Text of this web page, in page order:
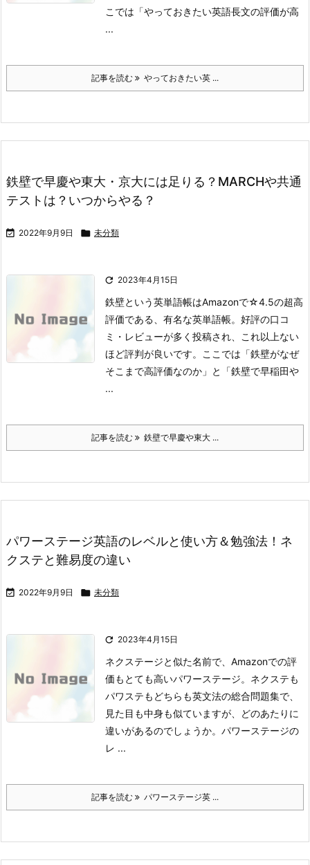
こでは「やっておきたい英語長文の評価が高
...
記事を読む やっておきたい英 ...
鉄壁で早慶や東大・京大には足りる？MARCHや共通
テストは？いつからやる？
 2022年9月9日  未分類
 2023年4月15日
鉄壁という英単語帳はAmazonで☆4.5の超高
評価である、有名な英単語帳。 好評の口コ
ミ・レビューが多く投稿され、これ以上ない
ほど評判が良いです。
ここでは「鉄壁がなぜ
そこまで高評価なのか」と「鉄壁で早稲田や
...
記事を読む 鉄壁で早慶や東大 ...
パワーステージ英語のレベルと使い方＆勉強法！ネ
クステと難易度の違い
 2022年9月9日  未分類
 2023年4月15日
ネクステージと似た名前で、Amazonでの評
価もとても高いパワーステージ。 ネクステも
パワステもどちらも英文法の総合問題集で、
見た目も中身も似ていますが、どのあたりに
違いがあるのでしょうか。 パワーステージの
レ ...
記事を読む パワーステージ英 ...